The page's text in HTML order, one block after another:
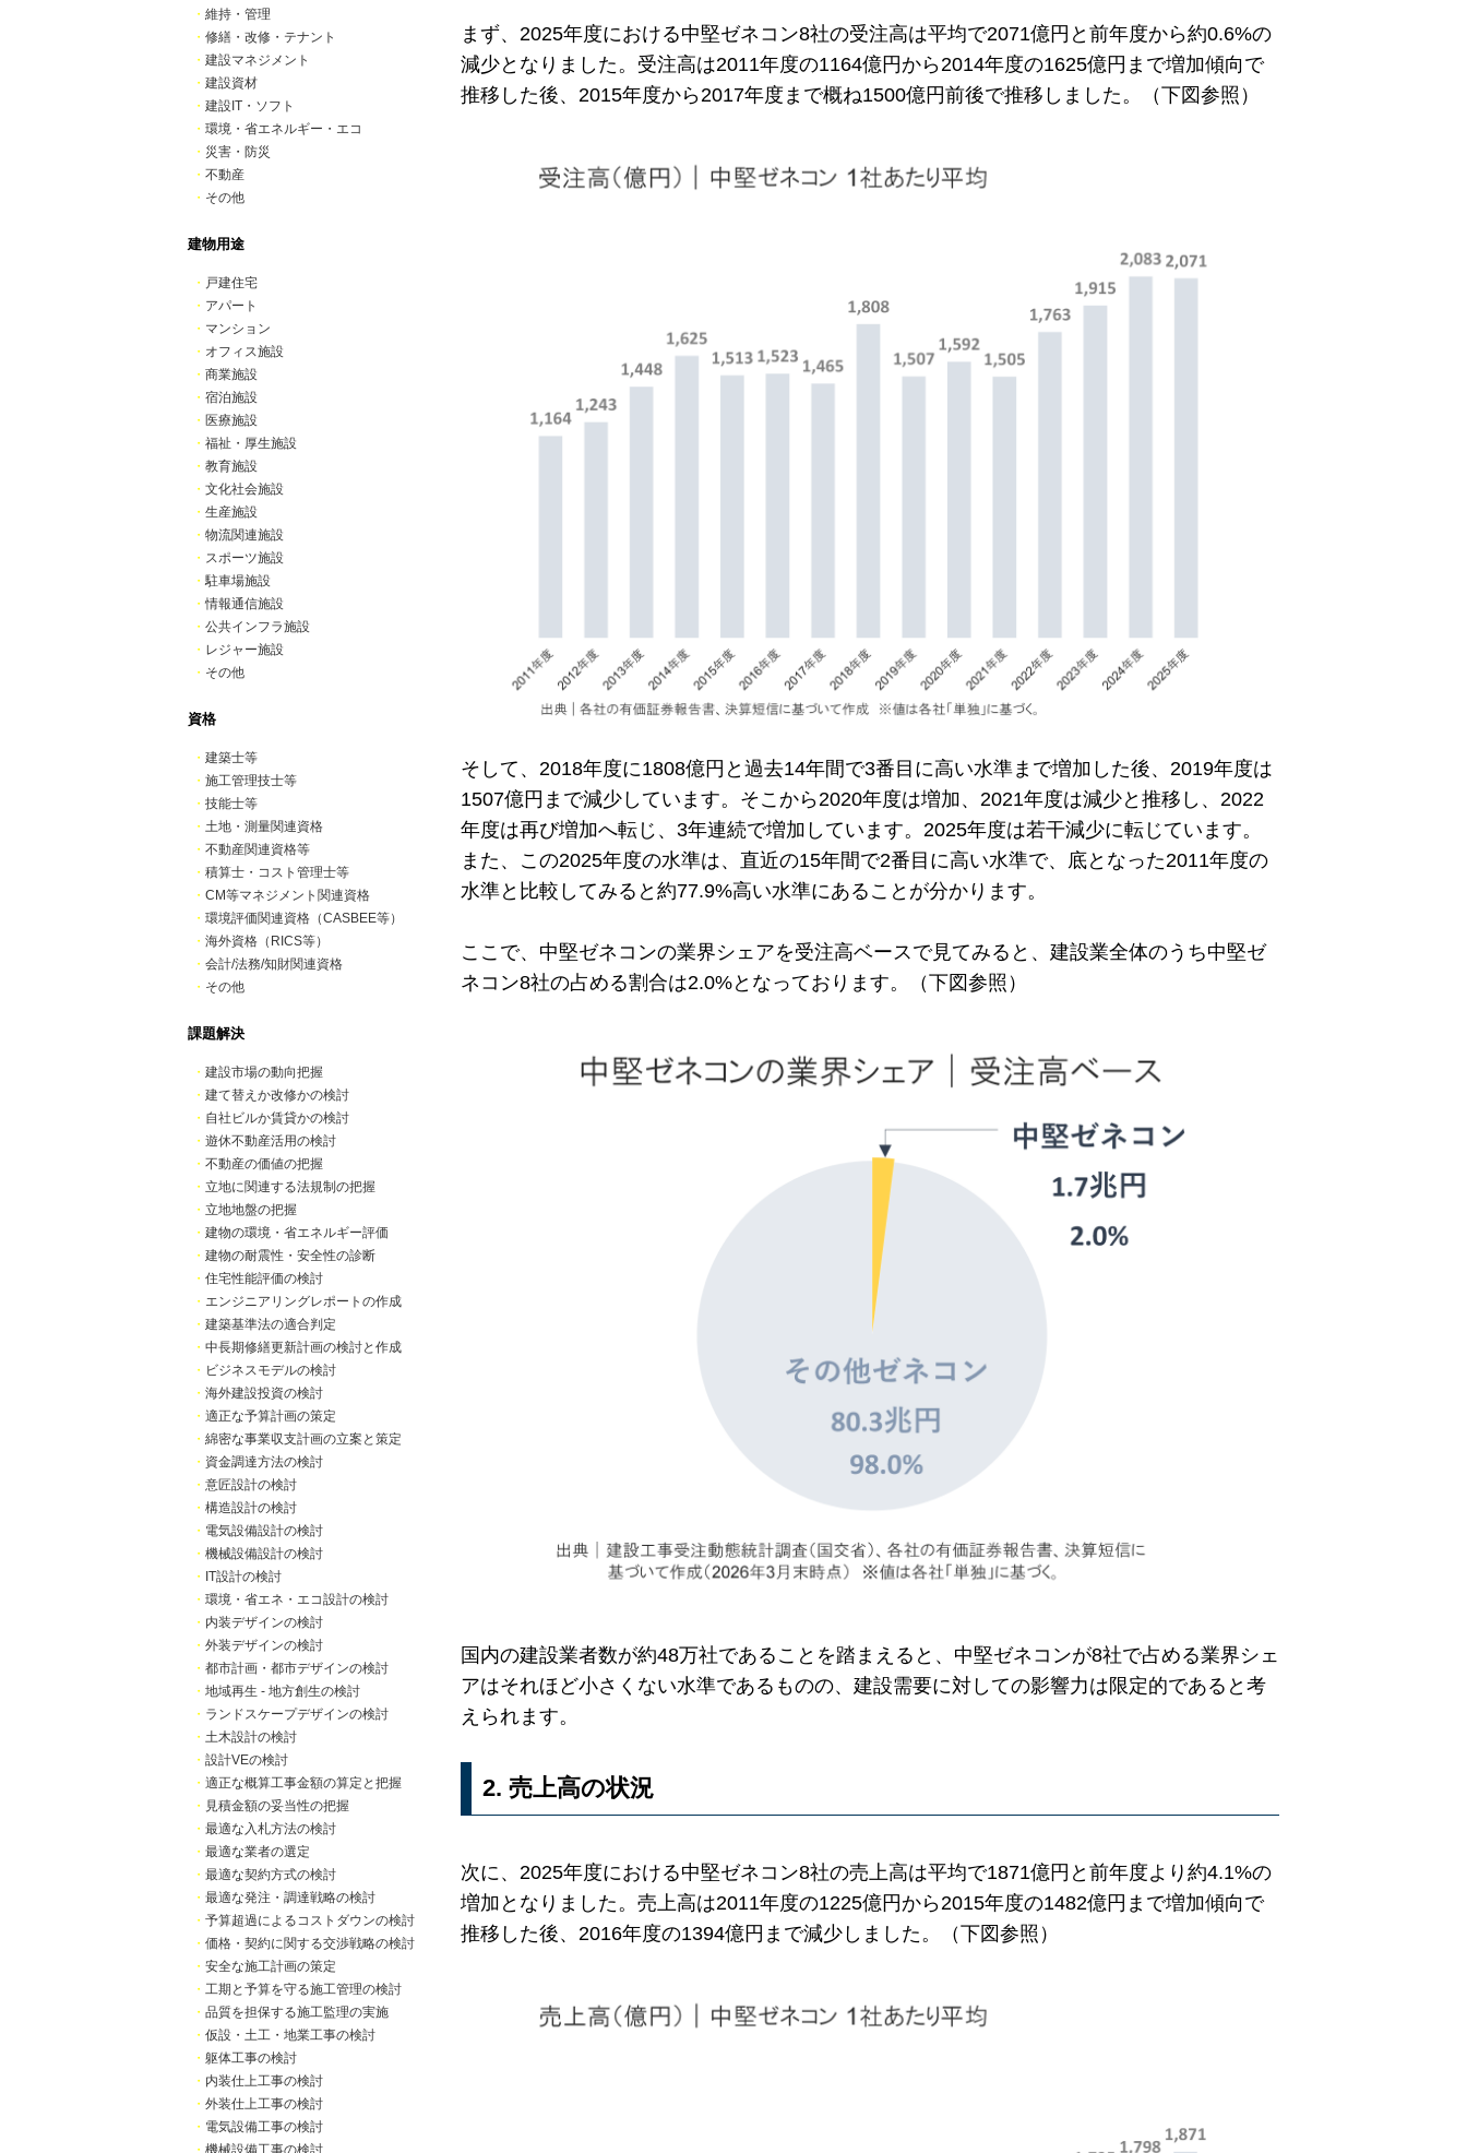
まず、2025年度における中堅ゼネコン8社の受注高は平均で2071億円と前年度から約0.6%の
減少となりました。受注高は2011年度の1164億円から2014年度の1625億円まで増加傾向で
推移した後、2015年度から2017年度まで概ね1500億円前後で推移しました。（下図参照）
そして、2018年度に1808億円と過去14年間で3番目に高い水準まで増加した後、2019年度は
1507億円まで減少しています。そこから2020年度は増加、2021年度は減少と推移し、2022
年度は再び増加へ転じ、3年連続で増加しています。2025年度は若干減少に転じています。
また、この2025年度の水準は、直近の15年間で2番目に高い水準で、底となった2011年度の
水準と比較してみると約77.9%高い水準にあることが分かります。
ここで、中堅ゼネコンの業界シェアを受注高ベースで見てみると、建設業全体のうち中堅ゼ
ネコン8社の占める割合は2.0%となっております。（下図参照）
国内の建設業者数が約48万社であることを踏まえると、中堅ゼネコンが8社で占める業界シェ
アはそれほど小さくない水準であるものの、建設需要に対しての影響力は限定的であると考
えられます。
2. 売上高の状況
次に、2025年度における中堅ゼネコン8社の売上高は平均で1871億円と前年度より約4.1%の
増加となりました。売上高は2011年度の1225億円から2015年度の1482億円まで増加傾向で
推移した後、2016年度の1394億円まで減少しました。（下図参照）
・ 維持・管理
・ 修繕・改修・テナント
・ 建設マネジメント
・ 建設資材
・ 建設IT・ソフト
・ 環境・省エネルギー・エコ
・ 災害・防災
・ 不動産
・ その他
建物用途
・ 戸建住宅
・ アパート
・ マンション
・ オフィス施設
・ 商業施設
・ 宿泊施設
・ 医療施設
・ 福祉・厚生施設
・ 教育施設
・ 文化社会施設
・ 生産施設
・ 物流関連施設
・ スポーツ施設
・駐車場施設
・情報通信施設
・ 公共インフラ施設
・ レジャー施設
・ その他
資格
・ 建築士等
・ 施工管理技士等
・ 技能士等
・ 土地・測量関連資格
・ 不動産関連資格等
・ 積算士・コスト管理士等
・ CM等マネジメント関連資格
・ 環境評価関連資格（CASBEE等）
・ 海外資格（RICS等）
・ 会計/法務/知財関連資格
・ その他
課題解決
・ 建設市場の動向把握
・ 建て替えか改修かの検討
・ 自社ビルか賃貸かの検討
・ 遊休不動産活用の検討
・ 不動産の価値の把握
・ 立地に関連する法規制の把握
・ 立地地盤の把握
・ 建物の環境・省エネルギー評価
・ 建物の耐震性・安全性の診断
・ 住宅性能評価の検討
・ エンジニアリングレポートの作成
・ 建築基準法の適合判定
・ 中長期修繕更新計画の検討と作成
・ ビジネスモデルの検討
・ 海外建設投資の検討
・ 適正な予算計画の策定
・ 綿密な事業収支計画の立案と策定
・ 資金調達方法の検討
・ 意匠設計の検討
・ 構造設計の検討
・ 電気設備設計の検討
・ 機械設備設計の検討
・ IT設計の検討
・ 環境・省エネ・エコ設計の検討
・ 内装デザインの検討
・ 外装デザインの検討
・ 都市計画・都市デザインの検討
・ 地域再生 - 地方創生の検討
・ ランドスケープデザインの検討
・ 土木設計の検討
・ 設計VEの検討
・ 適正な概算工事金額の算定と把握
・ 見積金額の妥当性の把握
・ 最適な入札方法の検討
・ 最適な業者の選定
・ 最適な契約方式の検討
・ 最適な発注・調達戦略の検討
・ 予算超過によるコストダウンの検討
・ 価格・契約に関する交渉戦略の検討
・ 安全な施工計画の策定
・ 工期と予算を守る施工管理の検討
・ 品質を担保する施工監理の実施
・ 仮設・土工・地業工事の検討
・ 躯体工事の検討
・ 内装仕上工事の検討
・ 外装仕上工事の検討
・ 電気設備工事の検討
・ 機械設備工事の検討